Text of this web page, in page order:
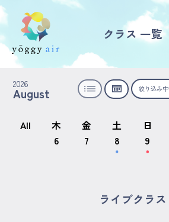
受講の流れ
料金について
インストラクター一覧
FAQ / お問い合わせ
クラス 一覧
2026
August 絞り込み中
All
木
6
金
7
土
8
日
9
ライブクラス